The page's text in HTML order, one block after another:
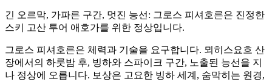
긴 오르막, 가파른 구간, 멋진 능선: 그로스 피셔호른은 진정한
스키 고산 투어 애호가를 위한 정상입니다.
그로스 피셔호른은 체력과 기술을 요구합니다. 뫼히스요흐 산
장에서의 하룻밤 후, 빙하와 스파이크 구간, 노출된 능선을 지
나 정상에 오릅니다. 보상은 고요한 빙하 세계, 숨막히는 원경,